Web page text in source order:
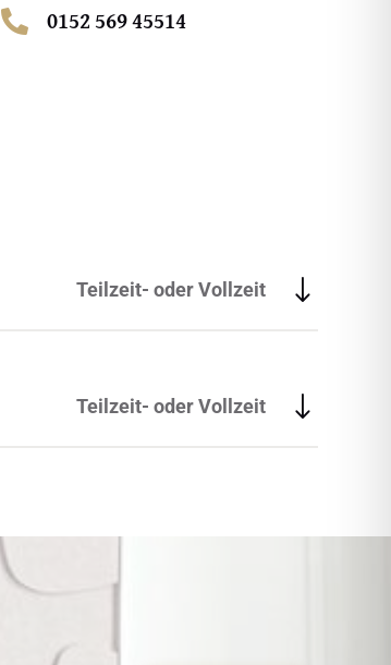
 0152 569 45514
Teilzeit- oder Vollzeit
Teilzeit- oder Vollzeit